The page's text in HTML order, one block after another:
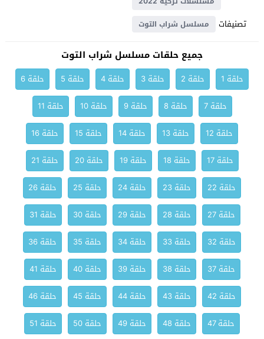
تصنيفات مسلسل شراب التوت
جميع حلقات مسلسل شراب التوت
حلقة 1 حلقة 2 حلقة 3 حلقة 4 حلقة 5
حلقة 6
حلقة 7
حلقة 8 حلقة 9 حلقة 10
حلقة 11
حلقة 12
حلقة 13 حلقة 14 حلقة 15
حلقة 16
حلقة 17
حلقة 18 حلقة 19 حلقة 20
حلقة 21
حلقة 22
حلقة 23 حلقة 24 حلقة 25
حلقة 26
حلقة 27
حلقة 28 حلقة 29 حلقة 30
حلقة 31
حلقة 32
حلقة 33 حلقة 34 حلقة 35
حلقة 36
حلقة 37
حلقة 38 حلقة 39 حلقة 40
حلقة 41
حلقة 42
حلقة 43 حلقة 44 حلقة 45
حلقة 46
حلقة 47
حلقة 48 حلقة 49 حلقة 50
حلقة 51